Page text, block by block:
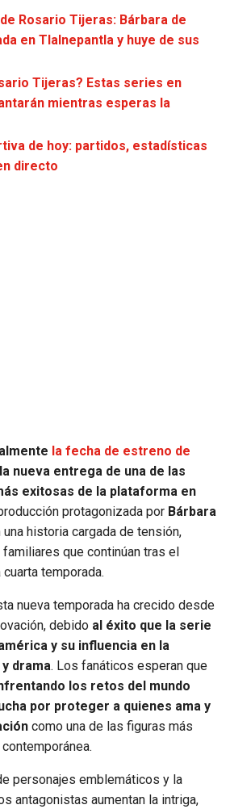
Rosario Tijeras: Bárbara de
en Tlalnepantla y huye de sus
Tijeras? Estas series en
mientras esperas la
de hoy: partidos, estadísticas
directo
la fecha de estreno de
la nueva entrega de una de las
exitosas de la plataforma en
protagonizada por Bárbara
historia cargada de tensión,
que continúan tras el
temporada.
nueva temporada ha crecido desde
debido al éxito que la serie
y su influencia en la
drama. Los fanáticos esperan que
los retos del mundo
por proteger a quienes ama y
como una de las figuras más
personajes emblemáticos y la
antagonistas aumentan la intriga,